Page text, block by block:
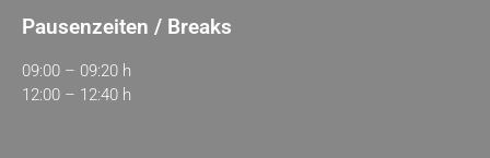
Pausenzeiten / Breaks
09:00 – 09:20 h
12:00 – 12:40 h